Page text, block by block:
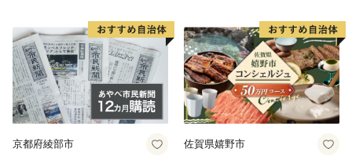
京都府綾部市 佐賀県嬉野市